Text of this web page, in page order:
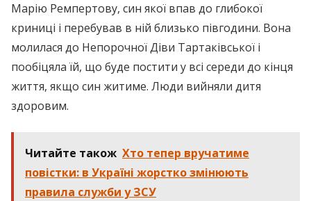
Марію Ремпертову, син якої впав до глибокої
криниці і перебував в ній близько півгодини. Вона
молилася до Непорочної Діви Тартаківської і
пообіцяла їй, що буде постити у всі середи до кінця
життя, якщо син житиме. Люди вийняли дитя
здоровим.
Читайте також Хто тепер вручатиме
повістки: в Україні жорстко змінюють
правила служби у ЗСУ